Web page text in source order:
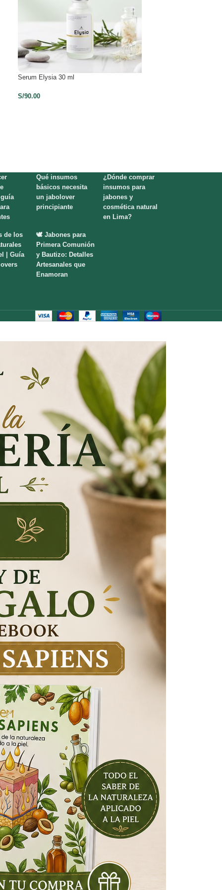
Serum Elysia 30 ml
S/90.00
Qué insumos
básicos necesita
un jabolover
principiante
¿Dónde comprar
insumos para
jabones y
cosmética natural
en Lima?
de los
| Guía
🕊️ Jabones para
Primera Comunión
y Bautizo: Detalles
Artesanales que
Enamoran